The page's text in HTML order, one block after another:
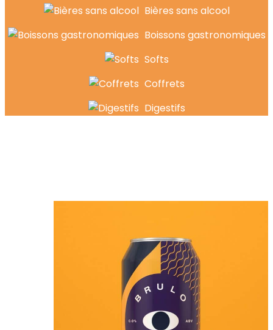
Bières sans alcool
Boissons gastronomiques
Softs
Coffrets
Digestifs